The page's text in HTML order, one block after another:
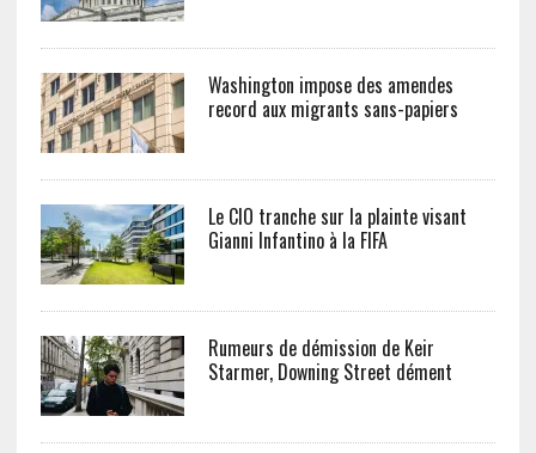
Washington impose des amendes
record aux migrants sans-papiers
Le CIO tranche sur la plainte visant
Gianni Infantino à la FIFA
Rumeurs de démission de Keir
Starmer, Downing Street dément